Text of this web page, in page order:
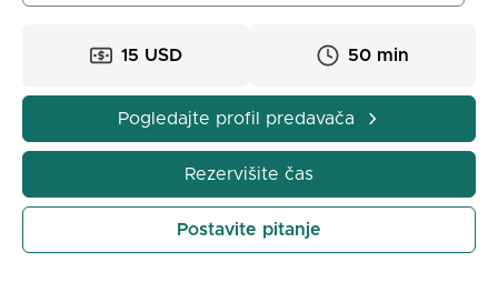
15 USD 50 min
Pogledajte profil predavača
Rezervišite čas
Postavite pitanje